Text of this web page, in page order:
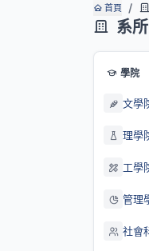
首頁
系
學院
文學
理學
工學
管理
社會